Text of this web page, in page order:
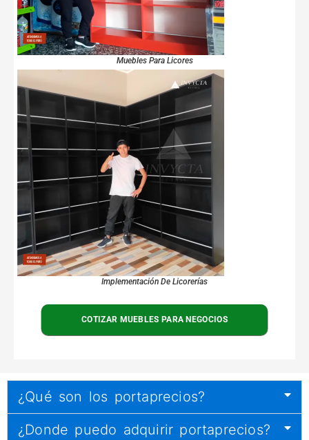
Muebles Para Licores
Implementación De Licorerías
COTIZAR MUEBLES PARA NEGOCIOS
¿Qué son los portaprecios?
¿Donde puedo adquirir portaprecios?